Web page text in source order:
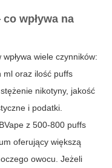
wpływa na
wiele czynników:
ml oraz ilość puffs
nikotyny, jakość
i podatki.
z 500-800 puffs
oferujący większą
owocu. Jeżeli